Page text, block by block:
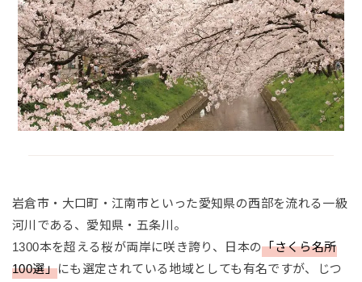
岩倉市・大口町・江南市といった愛知県の西部を流れる一級
河川である、愛知県・五条川。
1300本を超える桜が両岸に咲き誇り、日本の「さくら名所
100選」にも選定されている地域としても有名ですが、じつ